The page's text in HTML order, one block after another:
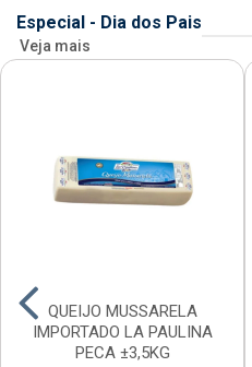
Especial - Dia dos Pais
Veja mais
QUEIJO MUSSARELA
IMPORTADO LA PAULINA
PECA ±3,5KG